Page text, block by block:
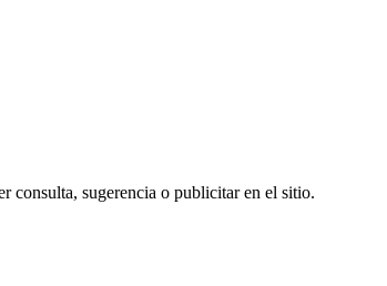
consulta, sugerencia o publicitar en el sitio.